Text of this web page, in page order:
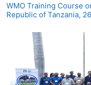
WMO Training Course
Republic of Tanzania,